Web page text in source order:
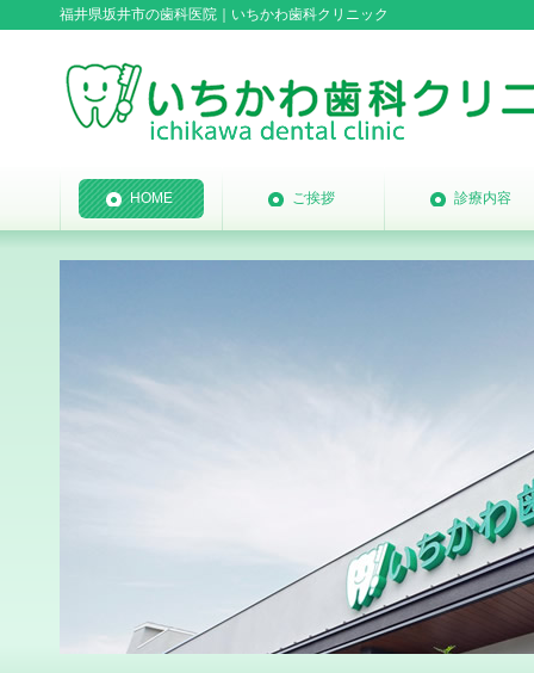
福井県坂井市の歯科医院｜いちかわ歯科クリニック
HOME ご挨拶 診療内容